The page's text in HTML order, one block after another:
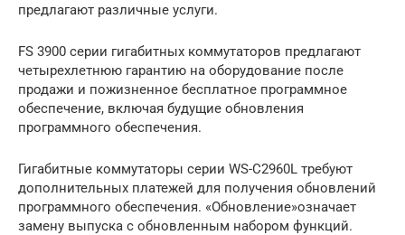
предлагают различные услуги.
FS 3900 серии гигабитных коммутаторов предлагают
четырехлетнюю гарантию на оборудование после
продажи и пожизненное бесплатное программное
обеспечение, включая будущие обновления
программного обеспечения.
Гигабитные коммутаторы серии WS-C2960L требуют
дополнительных платежей для получения обновлений
программного обеспечения. «Обновление»означает
замену выпуска с обновленным набором функций.